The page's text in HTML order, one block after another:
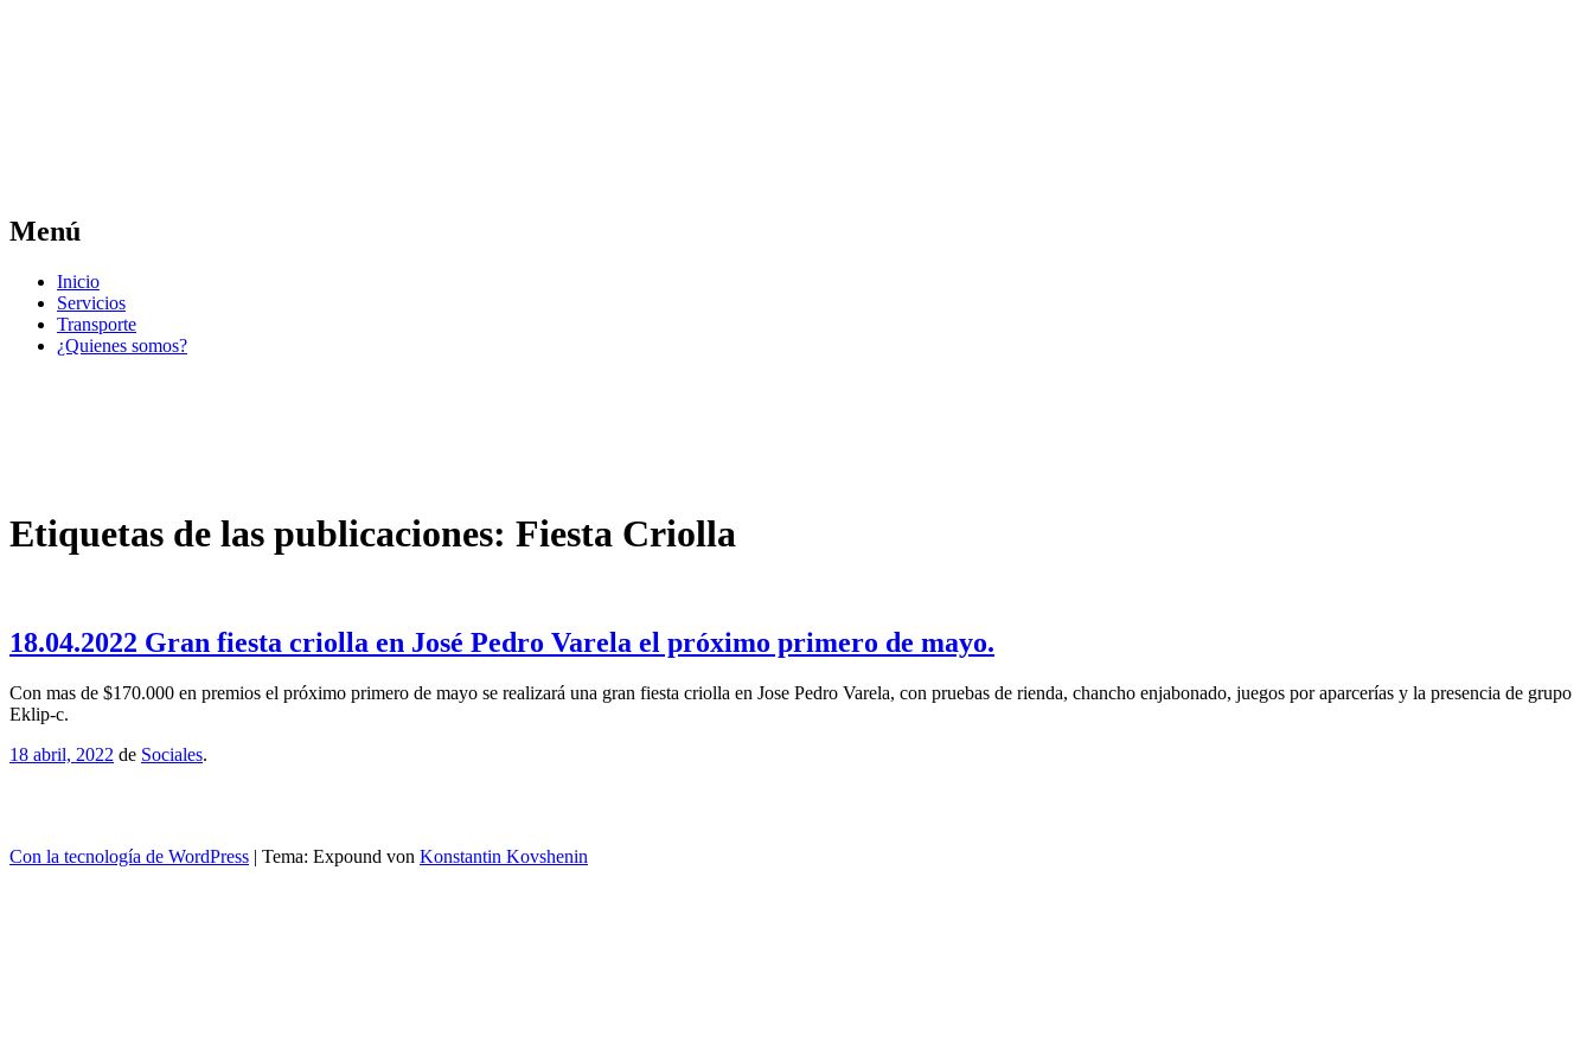
Menú
contenido
Inicio
Servicios
Transporte
¿Quienes somos?
Etiquetas de las publicaciones: Fiesta Criolla
18.04.2022 Gran fiesta criolla en José Pedro Varela el próximo primero de mayo.
Con mas de $170.000 en premios el próximo primero de mayo se realizará una gran fiesta criolla en Jose Pedro Varela, con pruebas de rienda, chancho enjabonado, juegos por aparcerías y la presencia de grupo
Eklip-c.
18 abril, 2022 de Sociales.
Con la tecnología de WordPress | Tema: Expound von Konstantin Kovshenin